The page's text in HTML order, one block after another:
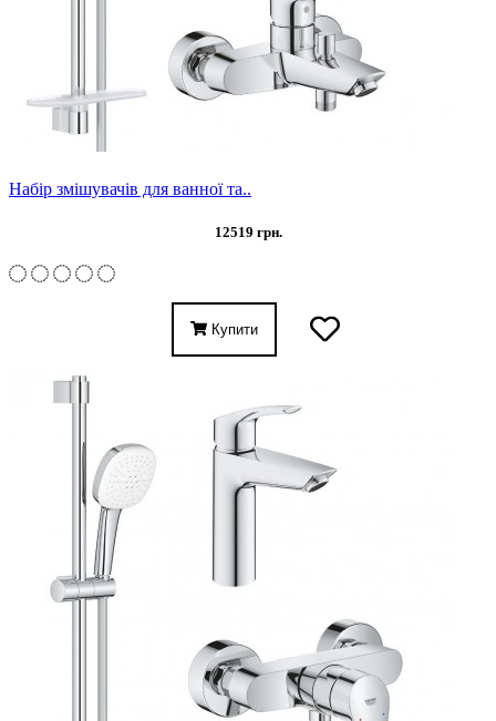
Набір змішувачів для ванної та..
12519 грн.
Купити